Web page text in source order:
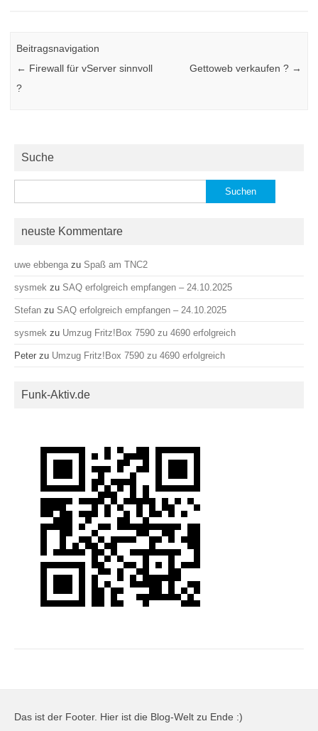
Beitragsnavigation
← Firewall für vServer sinnvoll
?
Gettoweb verkaufen ? →
Suche
nach:
neuste Kommentare
uwe ebbenga zu Spaß am TNC2
sysmek zu SAQ erfolgreich empfangen – 24.10.2025
Stefan zu SAQ erfolgreich empfangen – 24.10.2025
sysmek zu Umzug Fritz!Box 7590 zu 4690 erfolgreich
Peter zu Umzug Fritz!Box 7590 zu 4690 erfolgreich
Funk-Aktiv.de
Das ist der Footer. Hier ist die Blog-Welt zu Ende :)